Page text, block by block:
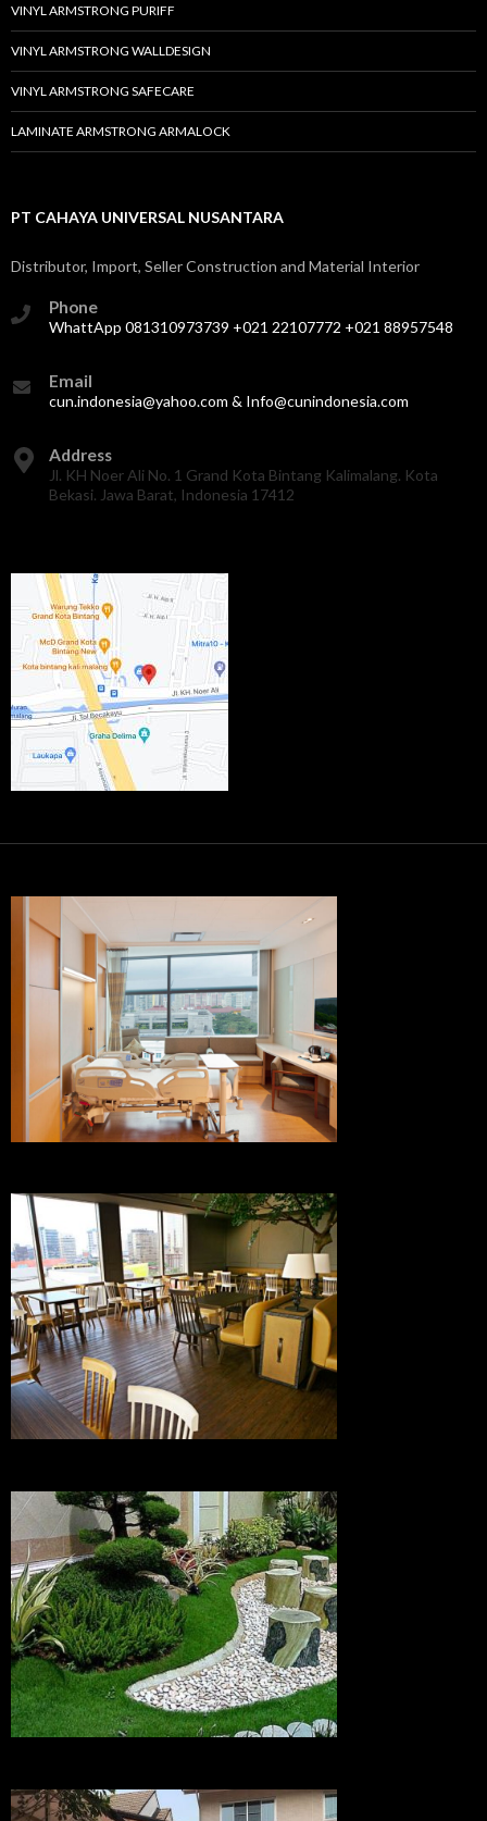
VINYL ARMSTRONG PURIFF
VINYL ARMSTRONG WALLDESIGN
VINYL ARMSTRONG SAFECARE
LAMINATE ARMSTRONG ARMALOCK
PT CAHAYA UNIVERSAL NUSANTARA
Distributor, Import, Seller Construction and Material Interior
Phone
WhattApp 081310973739 +021 22107772 +021 88957548
Email
cun.indonesia@yahoo.com & Info@cunindonesia.com
Address
Jl. KH Noer Ali No. 1 Grand Kota Bintang Kalimalang. Kota
Bekasi. Jawa Barat, Indonesia 17412